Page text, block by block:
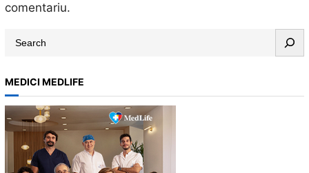
comentariu.
a
r
c
h
MEDICI MEDLIFE